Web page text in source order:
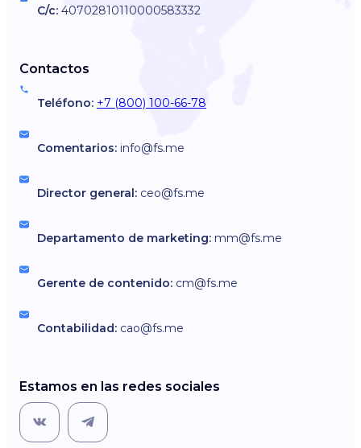
C/c: 40702810110000583332
Contactos
Teléfono: +7 (800) 100-66-78
Comentarios: info@fs.me
Director general: ceo@fs.me
Departamento de marketing: mm@fs.me
Gerente de contenido: cm@fs.me
Contabilidad: cao@fs.me
Estamos en las redes sociales